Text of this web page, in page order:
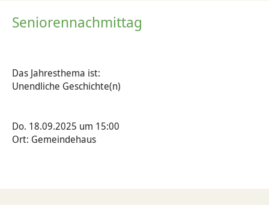
Seniorennachmittag
Das Jahresthema ist:
Unendliche Geschichte(n)
Do. 18.09.2025 um 15:00
Ort: Gemeindehaus